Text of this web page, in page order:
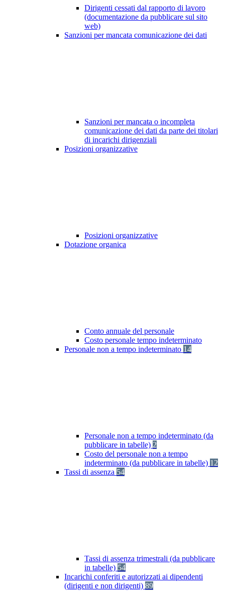
Dirigenti cessati dal rapporto di lavoro
(documentazione da pubblicare sul sito
web)
Sanzioni per mancata comunicazione dei dati
Sanzioni per mancata o incompleta
comunicazione dei dati da parte dei titolari
di incarichi dirigenziali
Posizioni organizzative
Posizioni organizzative
Dotazione organica
Conto annuale del personale
Costo personale tempo indeterminato
Personale non a tempo indeterminato 14
Personale non a tempo indeterminato (da
pubblicare in tabelle) 2
Costo del personale non a tempo
indeterminato (da pubblicare in tabelle) 12
Tassi di assenza 54
Tassi di assenza trimestrali (da pubblicare
in tabelle) 54
Incarichi conferiti e autorizzati ai dipendenti
(dirigenti e non dirigenti) 89